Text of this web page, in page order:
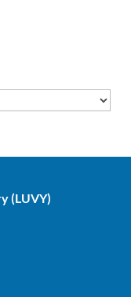
(LUVY)